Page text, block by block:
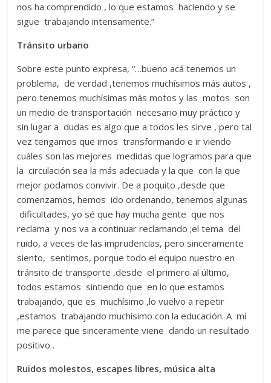
nos ha comprendido , lo que estamos haciendo y se
sigue trabajando intensamente.”
Tránsito urbano
Sobre este punto expresa, “…bueno acá tenemos un
problema, de verdad ,tenemos muchísimos más autos ,
pero tenemos muchísimas más motos y las motos son
un medio de transportación necesario muy práctico y
sin lugar a dudas es algo que a todos les sirve , pero tal
vez tengamos que irnos transformando e ir viendo
cuáles son las mejores medidas que logramos para que
la circulación sea la más adecuada y la que con la que
mejor podamos convivir. De a poquito ,desde que
comenzamos, hemos ido ordenando, tenemos algunas
dificultades, yo sé que hay mucha gente que nos
reclama y nos va a continuar reclamando ;el tema del
ruido, a veces de las imprudencias, pero sinceramente
siento, sentimos, porque todo el equipo nuestro en
tránsito de transporte ,desde el primero al último,
todos estamos sintiendo que en lo que estamos
trabajando, que es muchísimo ,lo vuelvo a repetir
,estamos trabajando muchísimo con la educación. A mí
me parece que sinceramente viene dando un resultado
positivo .
Ruidos molestos, escapes libres, música alta